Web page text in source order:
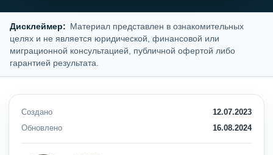
Дисклеймер: Материал представлен в ознакомительных
целях и не является юридической, финансовой или
миграционной консультацией, публичной офертой либо
гарантией результата.
Создано
12.07.2023
Обновлено
16.08.2024